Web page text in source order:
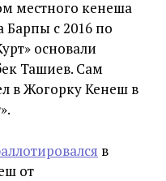
местного кенеша
Барпы с 2016 по
основали
Ташиев. Сам
в Жогорку Кенеш в
в
от